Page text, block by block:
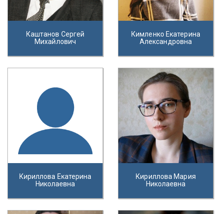
Каштанов Сергей
Михайлович
Кимленко Екатерина
Александровна
Кириллова Екатерина
Николаевна
Кириллова Мария
Николаевна